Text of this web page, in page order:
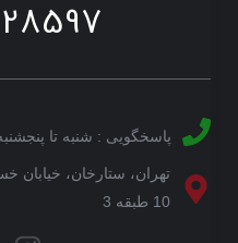
پاسخگویی : شنبه تا پنجشنبه از
تهران، ستارخان، خیابان
10 طبقه 3